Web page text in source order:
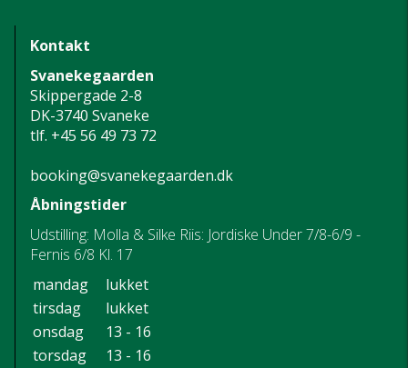
Kontakt
Svanekegaarden
Skippergade 2-8
DK-3740 Svaneke
tlf. +45 56 49 73 72
booking@svanekegaarden.dk
Åbningstider
Udstilling: Molla & Silke Riis: Jordiske Under 7/8-6/9 -
Fernis 6/8 Kl. 17
mandag
lukket
tirsdag
lukket
onsdag
13 - 16
torsdag
13 - 16